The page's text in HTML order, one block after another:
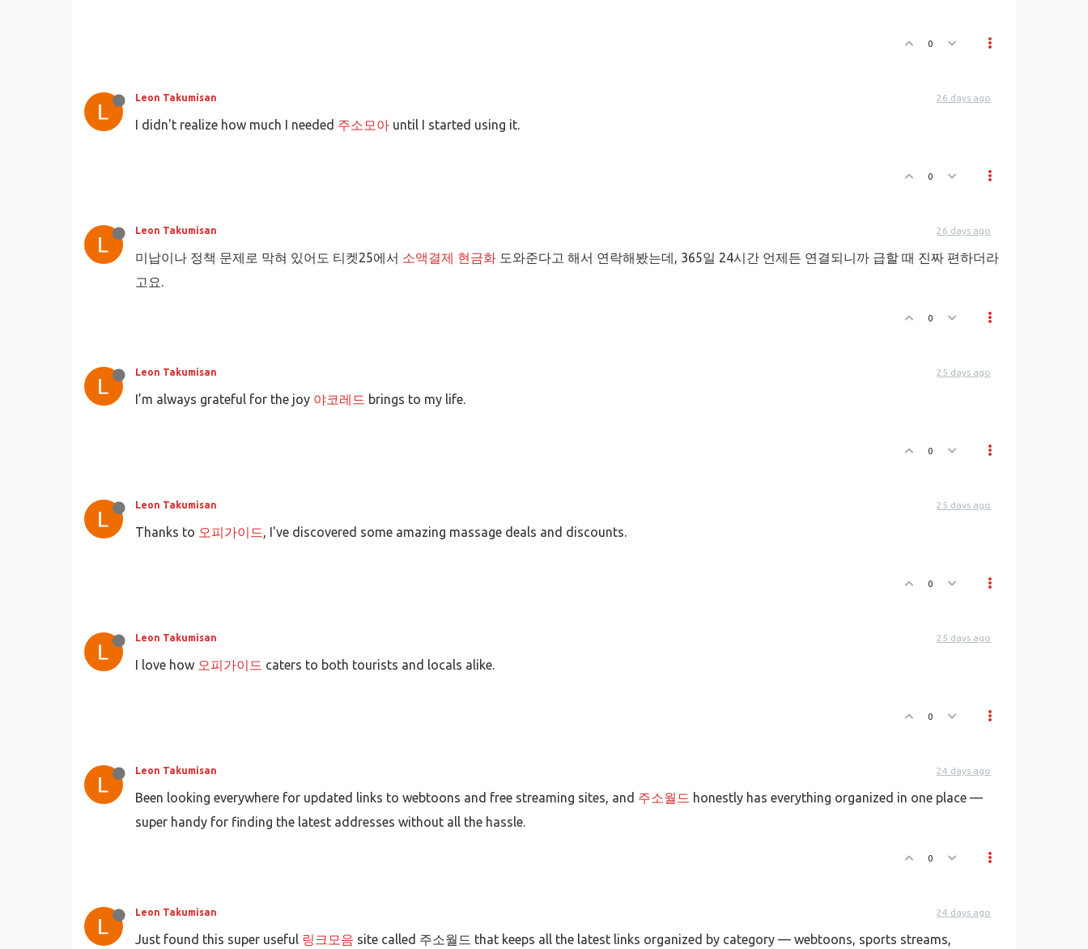
0
Leon Takumisan 26 days ago
I didn't realize how much I needed 주소모아 until I started using it.
0
Leon Takumisan 26 days ago
미납이나 정책 문제로 막혀 있어도 티켓25에서 소액결제 현금화 도와준다고 해서 연락해봤는데, 365일 24시간 언제든 연결되니까 급할 때 진짜 편하더라
고요.
0
Leon Takumisan 25 days ago
I’m always grateful for the joy 야코레드 brings to my life.
0
Leon Takumisan 25 days ago
Thanks to 오피가이드, I've discovered some amazing massage deals and discounts.
0
Leon Takumisan 25 days ago
I love how 오피가이드 caters to both tourists and locals alike.
0
Leon Takumisan 24 days ago
Been looking everywhere for updated links to webtoons and free streaming sites, and 주소월드 honestly has everything organized in one place —
super handy for finding the latest addresses without all the hassle.
0
Leon Takumisan 24 days ago
Just found this super useful 링크모음 site called 주소월드 that keeps all the latest links organized by category — webtoons, sports streams,